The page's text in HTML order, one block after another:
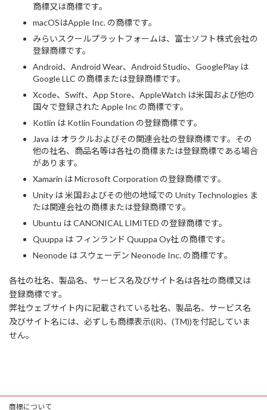
商標又は商標です。
macOSはApple Inc. の商標です。
みらいスクールプラットフォームは、富士ソフト株式会社の
登録商標です。
Android、Android Wear、Android Studio、GooglePlay は
Google LLC の商標または登録商標です。
Xcode、Swift、App Store、AppleWatch は米国および他の
国々で登録された Apple Inc の商標です。
Kotlin は Kotlin Foundation の登録商標です。
Java は オラクルおよびその関連会社の登録商標です。その
他の社名、商品名等は各社の商標または登録商標である場合
があります。
Xamarin は Microsoft Corporation の登録商標です。
Unity は 米国およびその他の地域での Unity Technologies ま
たは関連会社の商標または登録商標です。
Ubuntu は CANONICAL LIMITED の登録商標です。
Quuppa は フィンランド Quuppa Oy社 の商標です。
Neonode は スウェーデン Neonode Inc. の商標です。
各社の社名、製品名、サービス名及びサイト名は各社の商標又は
登録商標です。
弊社ウェブサイト内に記載されている社名、製品名、サービス名
及びサイト名には、必ずしも商標表示((R)、(TM))を付記していま
せん。
商標について